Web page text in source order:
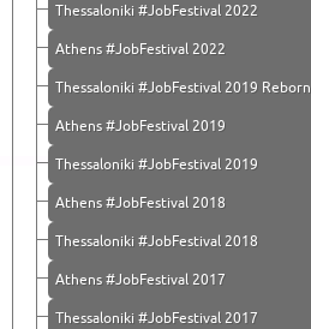
Thessaloniki #JobFestival 2022
Athens #JobFestival 2022
Thessaloniki #JobFestival 2019 Reborn
Athens #JobFestival 2019
Thessaloniki #JobFestival 2019
Athens #JobFestival 2018
Thessaloniki #JobFestival 2018
Athens #JobFestival 2017
Τhessaloniki #JobFestival 2017